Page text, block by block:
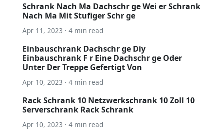
Schrank Nach Ma Dachschr ge Wei er Schrank
Nach Ma Mit Stufiger Schr ge
Apr 11, 2023 · 4 min read
Einbauschrank Dachschr ge Diy
Einbauschrank F r Eine Dachschr ge Oder
Unter Der Treppe Gefertigt Von
Apr 10, 2023 · 4 min read
Rack Schrank 10 Netzwerkschrank 10 Zoll 10
Serverschrank Rack Schrank
Apr 10, 2023 · 4 min read